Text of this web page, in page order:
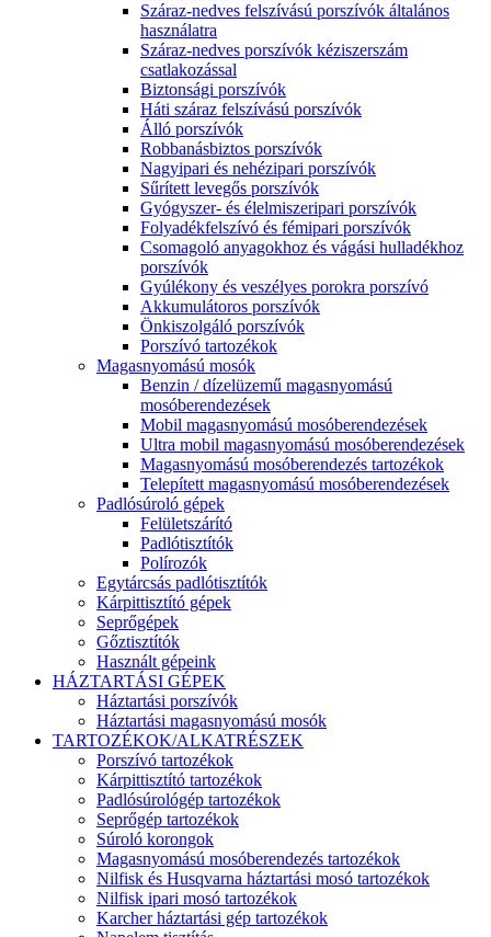
Száraz-nedves felszívású porszívók általános
használatra
Száraz-nedves porszívók kéziszerszám
csatlakozással
Biztonsági porszívók
Háti száraz felszívású porszívók
Álló porszívók
Robbanásbiztos porszívók
Nagyipari és nehézipari porszívók
Sűrített levegős porszívók
Gyógyszer- és élelmiszeripari porszívók
Folyadékfelszívó és fémipari porszívók
Csomagoló anyagokhoz és vágási hulladékhoz
porszívók
Gyúlékony és veszélyes porokra porszívó
Akkumulátoros porszívók
Önkiszolgáló porszívók
Porszívó tartozékok
Magasnyomású mosók
Benzin / dízelüzemű magasnyomású
mosóberendezések
Mobil magasnyomású mosóberendezések
Ultra mobil magasnyomású mosóberendezések
Magasnyomású mosóberendezés tartozékok
Telepített magasnyomású mosóberendezések
Padlósúroló gépek
Felületszárító
Padlótisztítók
Polírozók
Egytárcsás padlótisztítók
Kárpittisztító gépek
Seprőgépek
Gőztisztítók
Használt gépeink
HÁZTARTÁSI GÉPEK
Háztartási porszívók
Háztartási magasnyomású mosók
TARTOZÉKOK/ALKATRÉSZEK
Porszívó tartozékok
Kárpittisztító tartozékok
Padlósúrológép tartozékok
Seprőgép tartozékok
Súroló korongok
Magasnyomású mosóberendezés tartozékok
Nilfisk és Husqvarna háztartási mosó tartozékok
Nilfisk ipari mosó tartozékok
Karcher háztartási gép tartozékok